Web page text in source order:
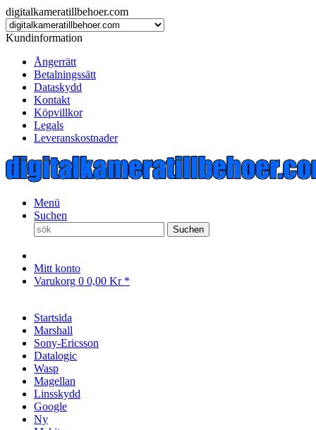
digitalkameratillbehoer.com
Kundinformation
Ångerrätt
Betalningssätt
Dataskydd
Kontakt
Köpvillkor
Legals
Leveranskostnader
Menü
Suchen
Suchen
Mitt konto
Varukorg 0 0,00 Kr *
Startsida
Marshall
Sony-Ericsson
Datalogic
Wasp
Magellan
Linsskydd
Google
Ny